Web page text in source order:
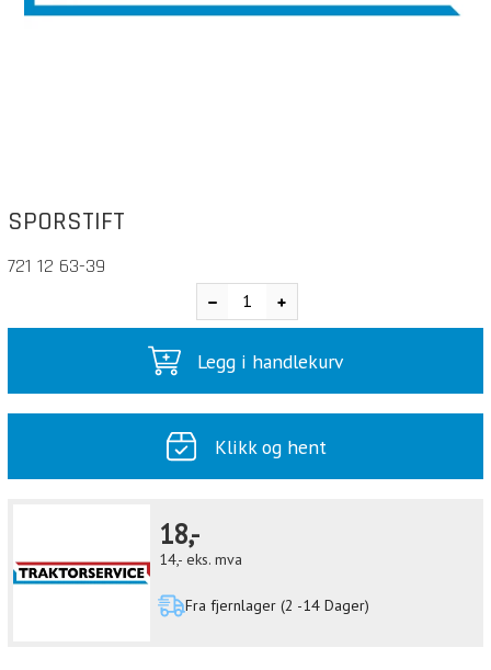
SPORSTIFT
721 12 63-39
Legg i handlekurv
Klikk og hent
18,-
14,- eks. mva
Fra fjernlager (2 -14 Dager)